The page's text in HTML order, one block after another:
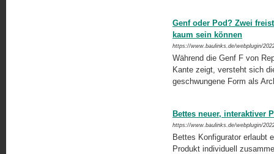
Genf oder Pod? Zwei
kaum sein können
https://www.baulinks.de/webplugin/
Während die Genf F von
Kante zeigt, versteht sich
geschwungene Form als
Bettes neuer, interaktiver
https://www.baulinks.de/webplugin/
Bettes Konfigurator erlaubt
Produkt individuell